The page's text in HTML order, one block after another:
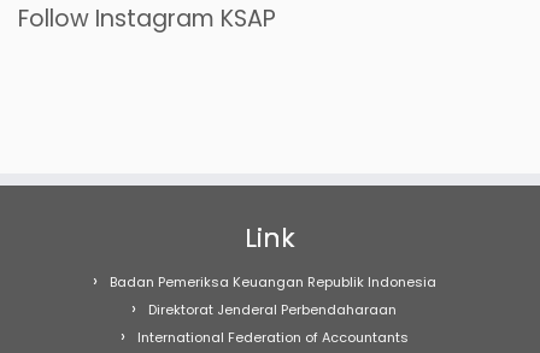
Follow Instagram KSAP
Link
Badan Pemeriksa Keuangan Republik Indonesia
Direktorat Jenderal Perbendaharaan
International Federation of Accountants